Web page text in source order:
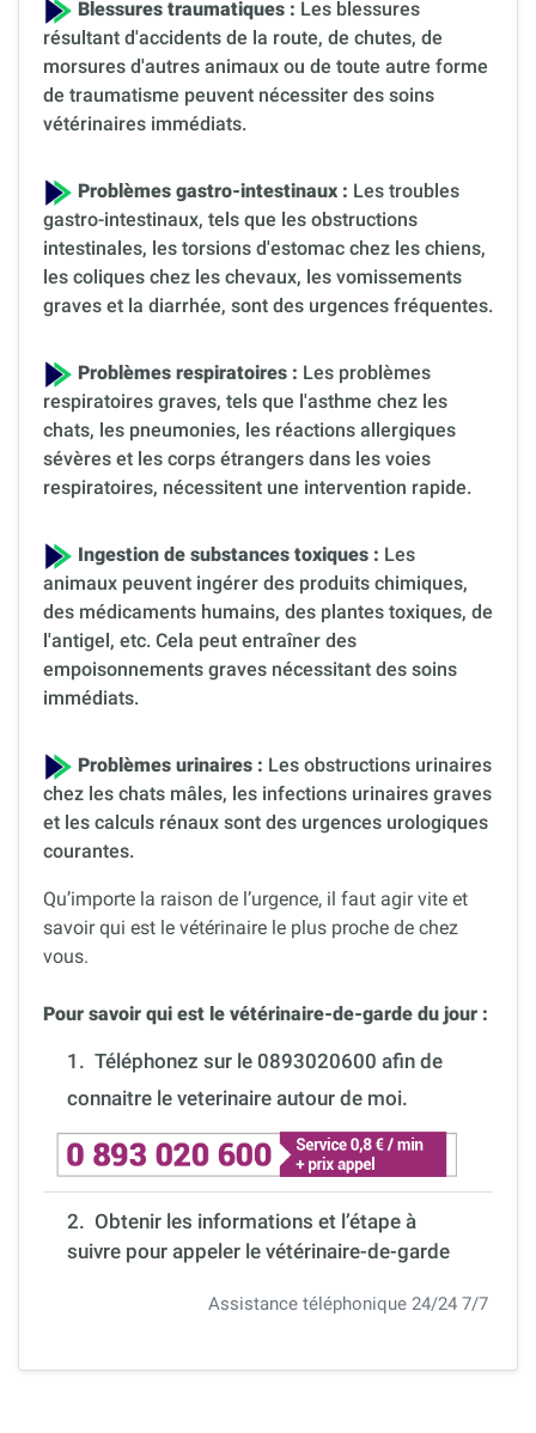
Blessures traumatiques : Les blessures
résultant d'accidents de la route, de chutes, de
morsures d'autres animaux ou de toute autre forme
de traumatisme peuvent nécessiter des soins
vétérinaires immédiats.
Problèmes gastro-intestinaux : Les troubles
gastro-intestinaux, tels que les obstructions
intestinales, les torsions d'estomac chez les chiens,
les coliques chez les chevaux, les vomissements
graves et la diarrhée, sont des urgences fréquentes.
Problèmes respiratoires : Les problèmes
respiratoires graves, tels que l'asthme chez les
chats, les pneumonies, les réactions allergiques
sévères et les corps étrangers dans les voies
respiratoires, nécessitent une intervention rapide.
Ingestion de substances toxiques : Les
animaux peuvent ingérer des produits chimiques,
des médicaments humains, des plantes toxiques, de
l'antigel, etc. Cela peut entraîner des
empoisonnements graves nécessitant des soins
immédiats.
Problèmes urinaires : Les obstructions urinaires
chez les chats mâles, les infections urinaires graves
et les calculs rénaux sont des urgences urologiques
courantes.
Qu’importe la raison de l’urgence, il faut agir vite et
savoir qui est le vétérinaire le plus proche de chez
vous.
Pour savoir qui est le vétérinaire-de-garde du jour :
1. Téléphonez sur le 0893020600 afin de
connaitre le veterinaire autour de moi.
2. Obtenir les informations et l’étape à
suivre pour appeler le vétérinaire-de-garde
Assistance téléphonique 24/24 7/7